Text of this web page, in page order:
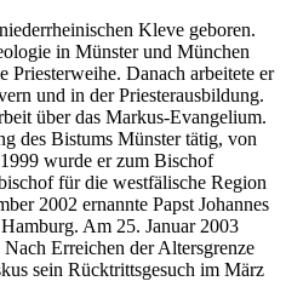
Kleve geboren.
in Münster und München
Danach arbeitete er
und in der Priesterausbildung.
über das Markus-Evangelium.
des Bistums Münster tätig, von
wurde er zum Bischof
für die westfälische Region
2002 ernannte Papst Johannes
Am 25. Januar 2003
Erreichen der Altersgrenze
sein Rücktrittsgesuch im März